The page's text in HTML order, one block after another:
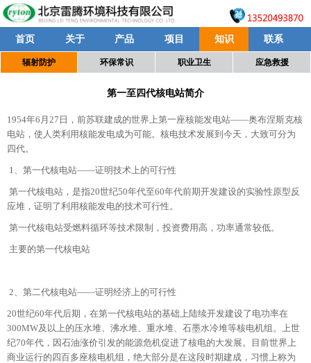
首页 关于 产品 项目 知识 联系
辐射防护 环保常识 职业卫生 应急救援
第一至四代核电站简介
1954年6月27日，前苏联建成的世界上第一座核能发电站——奥布涅斯克核
电站，使人类利用核能发电成为可能。核电技术发展到今天，大致可分为
四代。
1、第一代核电站——证明技术上的可行性
第一代核电站，是指20世纪50年代至60年代前期开发建设的实验性原型反
应堆，证明了利用核能发电的技术可行性。
第一代核电站受燃料循环等技术限制，投资费用高，功率通常较低。
主要的第一代核电站
2、第二代核电站——证明经济上的可行性
20世纪60年代后期，在第一代核电站的基础上陆续开发建设了电功率在
300MW及以上的压水堆、沸水堆、重水堆、石墨水冷堆等核电机组。上世
纪70年代，因石油涨价引发的能源危机促进了核电的大发展。目前世界上
商业运行的四百多座核电机组，绝大部分是在这段时期建成，习惯上称为